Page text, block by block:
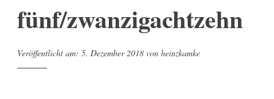
fünf/zwanzigachtzehn
Veröffentlicht am: 5. Dezember 2018 von heinzkamke